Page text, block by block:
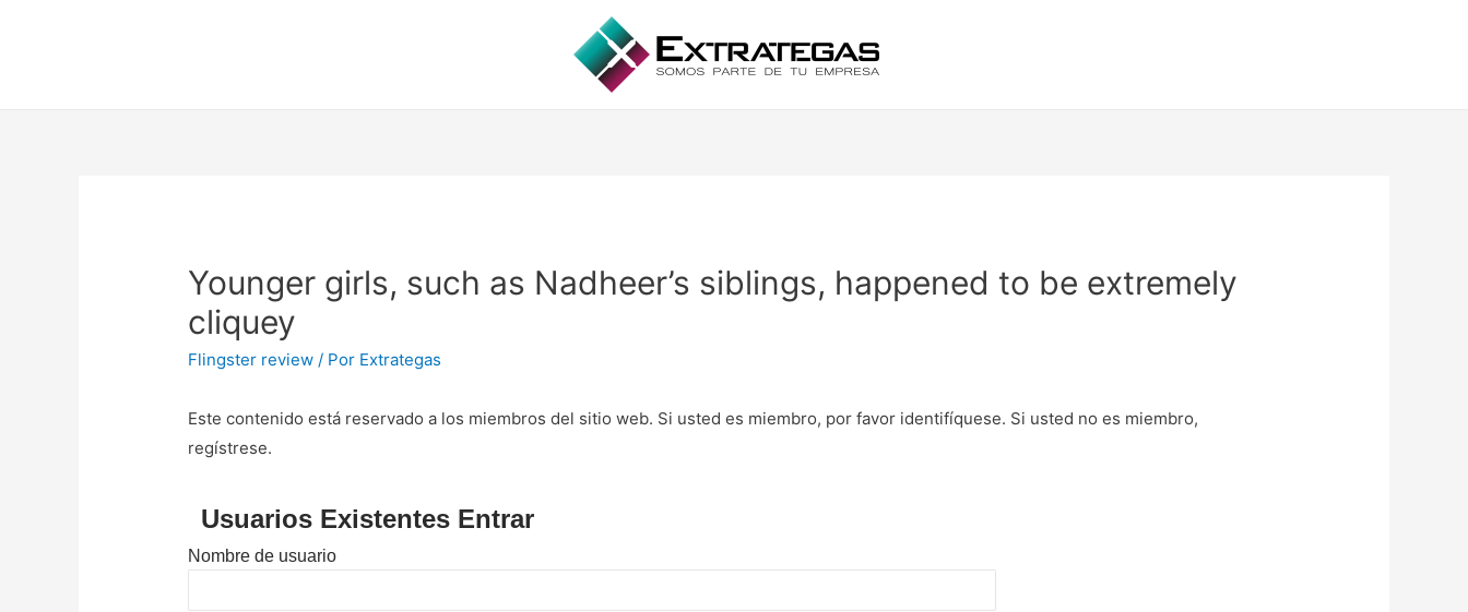
Younger girls, such as Nadheer’s siblings, happened to be extremely
cliquey
Flingster review / Por Extrategas
Este contenido está reservado a los miembros del sitio web. Si usted es miembro, por favor identifíquese. Si usted no es miembro,
regístrese.
Usuarios Existentes Entrar
Nombre de usuario